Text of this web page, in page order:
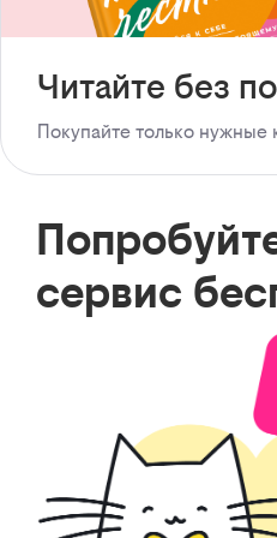
Читайте без
Покупайте только нужные
сервис